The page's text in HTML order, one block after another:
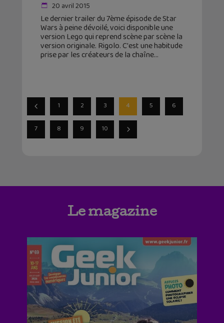
20 avril 2015
Le dernier trailer du 7ème épisode de Star
Wars à peine dévoilé, voici disponible une
version Lego qui reprend scène par scène la
version originale. Rigolo. C'est une habitude
prise par les créateurs de la chaîne
1 2 3 4 5 6
7 8 9 10
Le magazine